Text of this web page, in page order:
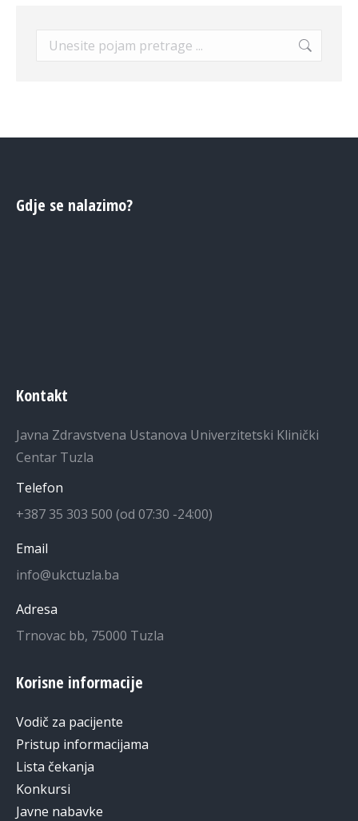
Search:
Gdje se nalazimo?
Kontakt
Javna Zdravstvena Ustanova Univerzitetski Klinički
Centar Tuzla
Telefon
+387 35 303 500 (od 07:30 -24:00)
Email
info@ukctuzla.ba
Adresa
Trnovac bb, 75000 Tuzla
Korisne informacije
Vodič za pacijente
Pristup informacijama
Lista čekanja
Konkursi
Javne nabavke